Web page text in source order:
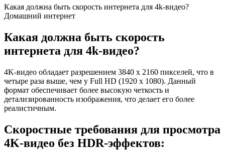
Какая должна быть скорость интернета для 4k-видео?
Домашний интернет
Какая должна быть скорость
интернета для 4k-видео?
4K-видео обладает разрешением 3840 x 2160 пикселей, что в
четыре раза выше, чем у Full HD (1920 x 1080). Данный
формат обеспечивает более высокую четкость и
детализированность изображения, что делает его более
реалистичным.
Скоростные требования для просмотра
4K-видео без HDR-эффектов: